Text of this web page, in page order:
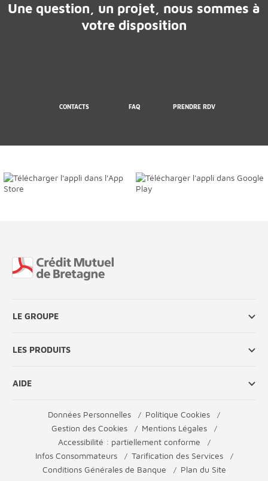
Une question, un projet, nous sommes à
votre disposition
CONTACTS FAQ PRENDRE RDV
LE GROUPE
LES PRODUITS
AIDE
Données Personnelles
Politique Cookies
Gestion des Cookies
Mentions Légales
Accessibilité : partiellement conforme
Infos Consommateurs
Tarification des Services
Conditions Générales de Banque
Plan du Site
Fin de page